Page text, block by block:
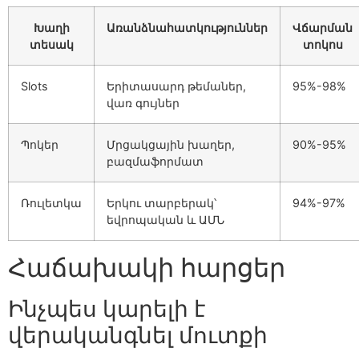
Խաղի
տեսակ
Առանձնահատկություններ
Վճարման
տոկոս
Slots
Երիտասարդ թեմաներ,
վառ գույներ
95%-98%
Պոկեր
Մրցակցային խաղեր,
բազմաֆորմատ
90%-95%
Ռուլետկա
Երկու տարբերակ՝
եվրոպական և ԱՄՆ
94%-97%
Հաճախակի հարցեր
Ինչպես կարելի է
վերականգնել մուտքի